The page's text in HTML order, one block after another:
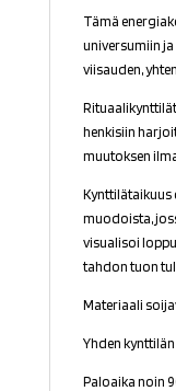
Tämä
universumiin
viisauden,
henkisiin
muutoksen
Kynttilätaikuus
muodoista,
visualisoi
tahdon tuon
Materiaali
Yhden kynttilän
Paloaika noin